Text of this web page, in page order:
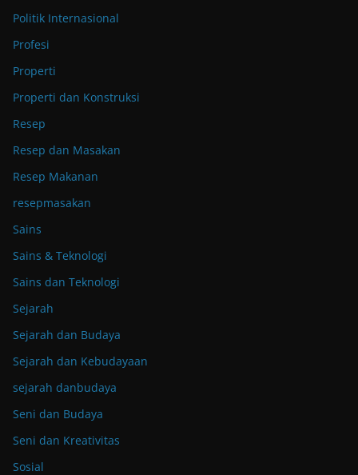
Politik Internasional
Profesi
Properti
Properti dan Konstruksi
Resep
Resep dan Masakan
Resep Makanan
resepmasakan
Sains
Sains & Teknologi
Sains dan Teknologi
Sejarah
Sejarah dan Budaya
Sejarah dan Kebudayaan
sejarah danbudaya
Seni dan Budaya
Seni dan Kreativitas
Sosial